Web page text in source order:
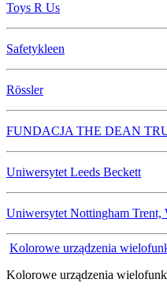
Toys R Us
Safetykleen
Rössler
FUNDACJA THE DEAN
Uniwersytet Leeds Beckett
Uniwersytet Nottingham
Kolorowe urządzenia
Kolorowe urządzenia